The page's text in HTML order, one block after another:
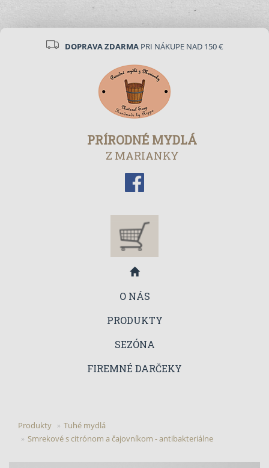
DOPRAVA ZDARMAPRI NÁKUPE NAD 150 €
PRÍRODNÉ MYDLÁ
Z MARIANKY
O NÁS
PRODUKTY
SEZÓNA
FIREMNÉ DARČEKY
Produkty
Tuhé mydlá
Smrekové s citrónom a čajovníkom - antibakteriálne